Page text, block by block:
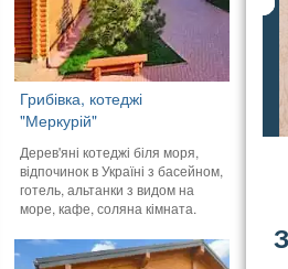
Грибівка, котеджі
"Меркурій"
Дерев'яні котеджі біля моря,
відпочинок в Україні з басейном,
готель, альтанки з видом на
море, кафе, соляна кімната.